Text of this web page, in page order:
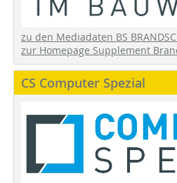
zu den Mediadaten BS
zur Homepage Supplement
CS Computer Spezial